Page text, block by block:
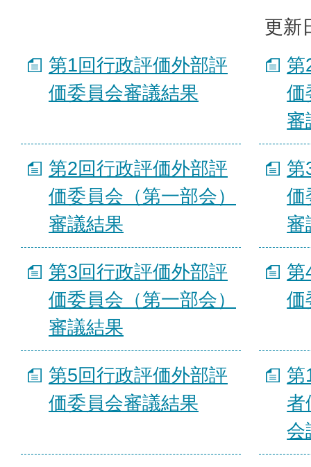
更新
第1回行政評価外部評
価委員会審議結果
第
価
審
第2回行政評価外部評
価委員会（第一部会）
審議結果
第
価
審
第3回行政評価外部評
価委員会（第一部会）
審議結果
第
価
第5回行政評価外部評
価委員会審議結果
第
者
会